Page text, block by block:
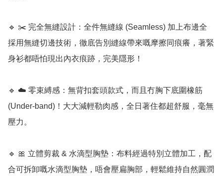
🔹 ✂️ 完全無縫設計：全件無縫線 (Seamless) 加上布邊全
採用無縫切邊技術，徹底告別縫線帶來嘅摩擦同痕癢，著緊
身衫都唔怕現出內衣痕跡，完美隱形！
🔹 ☁️ 零束縛感：無背扣套頭款式，而且冇胸下底圍橡筋
(Under-band)！大大減輕勒肉感，全日著住都超舒服，毫無
壓力。
🔹 🎀 立體剪裁 & 水滴型胸墊：布料經過特別立體加工，配
合可拆卸嘅水滴型胸墊，唔會壓扁胸部，輕鬆維持自然圓潤